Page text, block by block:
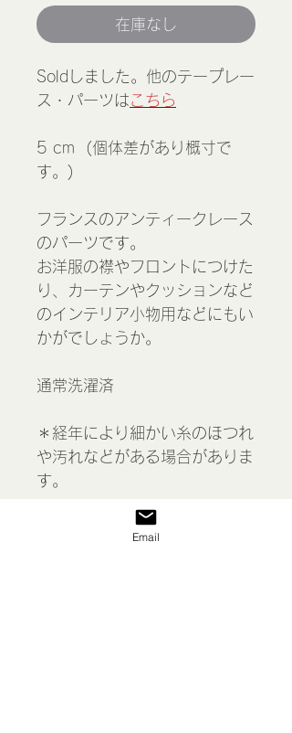
在庫なし
Soldしました。他のテープレー
ス・パーツはこちら
5 cm (個体差があり概寸で
す。)
フランスのアンティークレース
のパーツです。
お洋服の襟やフロントにつけた
り、カーテンやクッションなど
のインテリア小物用などにもい
かがでしょうか。
通常洗濯済
＊経年により細かい糸のほつれ
や汚れなどがある場合がありま
す。
＊こちらの商品はゆうパケット
Email